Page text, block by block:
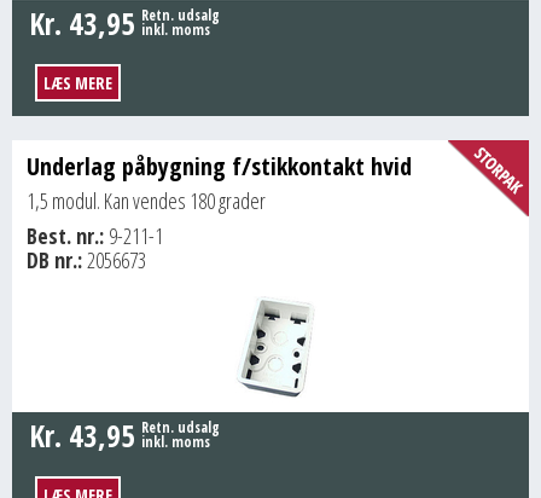
Kr. 43,95 Retn. udsalg
inkl. moms
LÆS MERE
Underlag påbygning f/stikkontakt hvid
1,5 modul. Kan vendes 180 grader
Best. nr.: 9-211-1
DB nr.:2056673
Kr. 43,95 Retn. udsalg
inkl. moms